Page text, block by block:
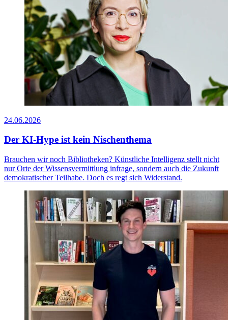
24.06.2026
Der KI-Hype ist kein Nischenthema
Brauchen wir noch Bibliotheken? Künstliche Intelligenz stellt nicht
nur Orte der Wissensvermittlung infrage, sondern auch die Zukunft
demokratischer Teilhabe. Doch es regt sich Widerstand.